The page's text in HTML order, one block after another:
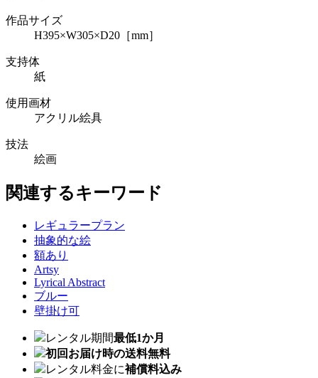
作品サイズ
H395×W305×D20［mm］
支持体
紙
使用画材
アクリル絵具
技法
絵画
関連するキーワード
レギュラープラン
抽象的な絵
額あり
Artsy
Lyrical Abstract
ブルー
壁掛け可
レンタル期間最低1か月
初回お届け時の送料無料
レンタル料金に補償料込み